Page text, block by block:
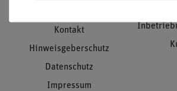
Kontakt
Hinweisgeberschutz
Datenschutz
Impressum